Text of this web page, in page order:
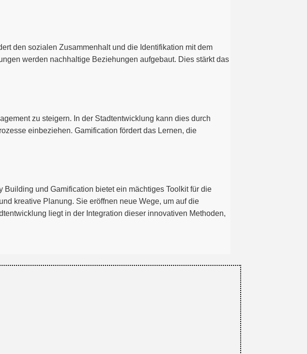
den sozialen Zusammenhalt und die Identifikation mit dem
werden nachhaltige Beziehungen aufgebaut. Dies stärkt das
zu steigern. In der Stadtentwicklung kann dies durch
einbeziehen. Gamification fördert das Lernen, die
und Gamification bietet ein mächtiges Toolkit für die
kreative Planung. Sie eröffnen neue Wege, um auf die
liegt in der Integration dieser innovativen Methoden,